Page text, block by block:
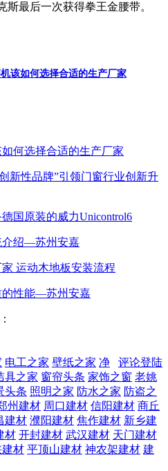
斯最后一次获得拳王金腰带。
该如何选择合适的生产厂家
何选择合适的生产厂家
新性品牌”引领门窗行业创新升
国原装的威力Unicontrol6
介绍—苏州安嘉
运动木地板安装流程
的性能—苏州安嘉
评论登陆
电工之家 壁纸之家 净
具之家 窗帘头条 家饰之窗 老姚
头条 照明之家 防水之家 防盗之
州建材 周口建材 信阳建材 商丘
建材 濮阳建材 焦作建材 新乡建
材 开封建材 武汉建材 天门建材
建材 平顶山建材 神农架建材 建